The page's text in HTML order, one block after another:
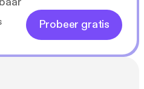
Probeer gratis